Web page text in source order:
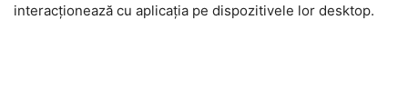
interacționează cu aplicația pe dispozitivele lor desktop.